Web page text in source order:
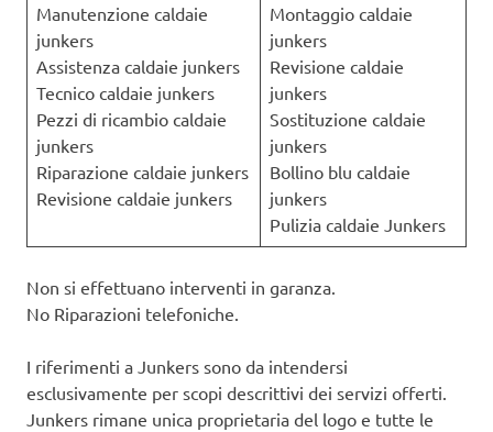
Manutenzione caldaie
junkers
Assistenza caldaie junkers
Tecnico caldaie junkers
Pezzi di ricambio caldaie
junkers
Riparazione caldaie junkers
Revisione caldaie junkers
Montaggio caldaie
junkers
Revisione caldaie
junkers
Sostituzione caldaie
junkers
Bollino blu caldaie
junkers
Pulizia caldaie Junkers
Non si effettuano interventi in garanza.
No Riparazioni telefoniche.
I riferimenti a Junkers sono da intendersi
esclusivamente per scopi descrittivi dei servizi offerti.
Junkers rimane unica proprietaria del logo e tutte le